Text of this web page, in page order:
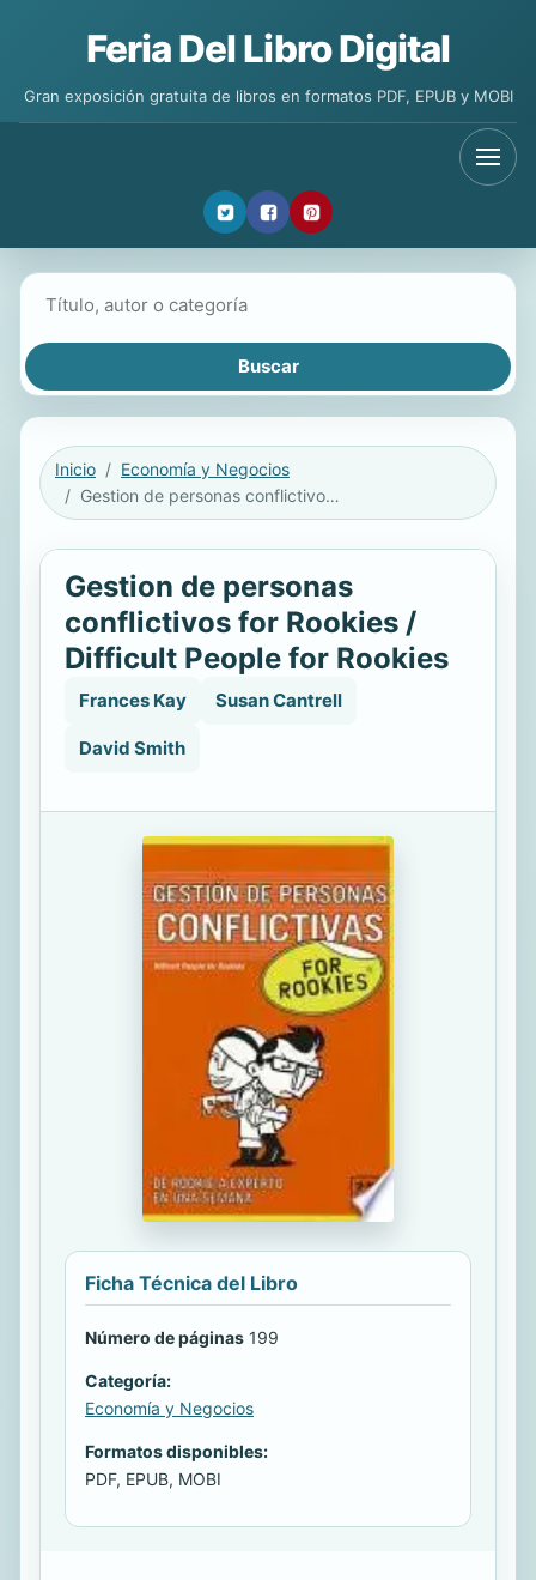
Feria Del Libro Digital
Gran exposición gratuita de libros en formatos PDF, EPUB y MOBI
Inicio
Economía y Negocios
Gestion de personas conflictivos for Rookies / Difficult People for Rookies
Gestion de personas
conflictivos for Rookies /
Difficult People for Rookies
Frances Kay Susan Cantrell
David Smith
Ficha Técnica del Libro
Número de páginas 199
Categoría:
Economía y Negocios
Formatos disponibles:
PDF, EPUB, MOBI